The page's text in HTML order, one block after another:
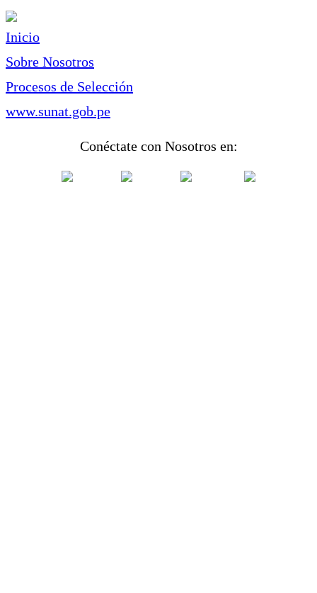
Inicio
Sobre Nosotros
Procesos de Selección
www.sunat.gob.pe
Conéctate con Nosotros en: